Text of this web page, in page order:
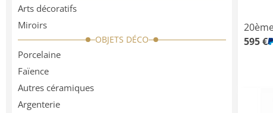
Arts décoratifs
Miroirs
OBJETS DÉCO
Porcelaine
Faïence
Autres céramiques
Argenterie
595 €